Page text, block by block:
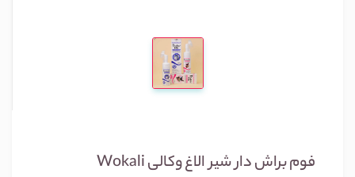
فوم براش دار شیر الاغ وکالی Wokali